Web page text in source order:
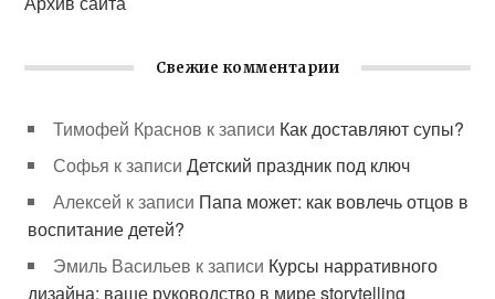
Свежие комментарии
Тимофей Краснов к записи Как доставляют супы?
Софья к записиДетский праздник под ключ
Алексей к записи Папа может: как вовлечь отцов в
воспитание детей?
Эмиль Васильев к записи Курсы нарративного
дизайна: ваше руководство в мире storytelling